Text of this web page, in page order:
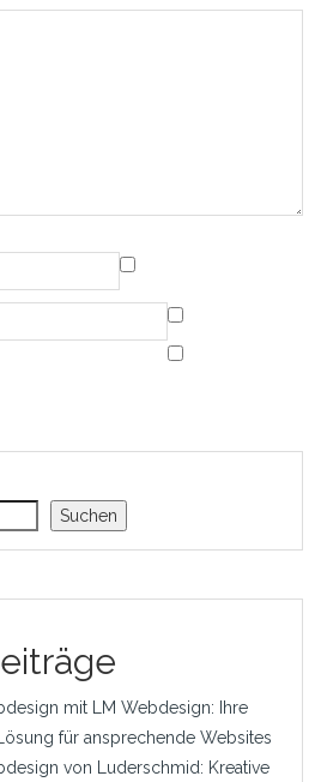
Suchen
mit LM Webdesign: Ihre
für ansprechende Websites
von Luderschmid: Kreative